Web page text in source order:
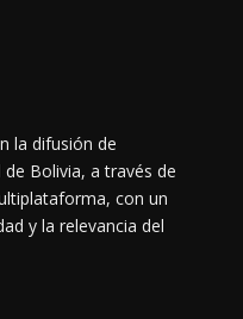
la difusión de
Bolivia, a través de
con un
y la relevancia del